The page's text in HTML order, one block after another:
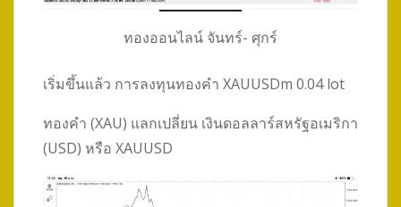
ทองออนไลน์ จันทร์- ศุกร์
เริ่มขึ้นแล้ว การลงทุนทองคำ XAUUSDm 0.04 lot
ทองคำ (XAU) แลกเปลี่ยน เงินดอลลาร์สหรัฐอเมริกา
(USD) หรือ XAUUSD